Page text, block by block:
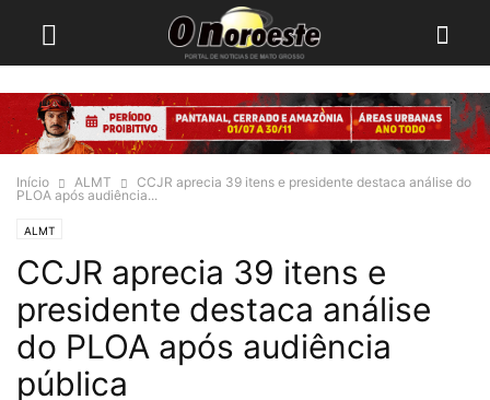
Início ALMT
CCJR aprecia 39 itens e presidente destaca análise do
PLOA após audiência...
ALMT
CCJR aprecia 39 itens e
presidente destaca análise
do PLOA após audiência
pública